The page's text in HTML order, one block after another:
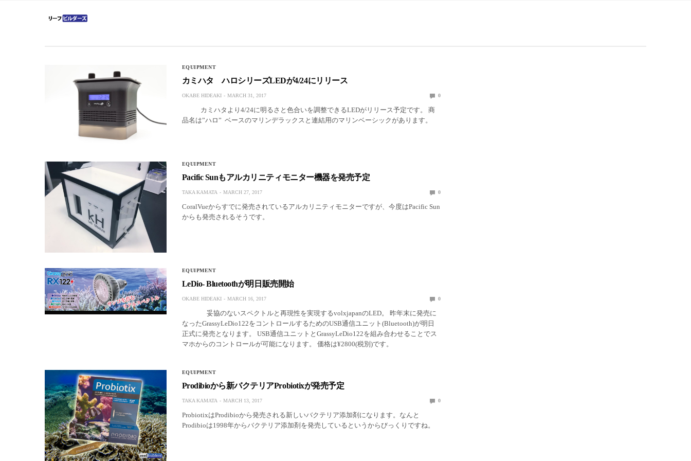
EQUIPMENT
カミハタ ハロシリーズLEDが4/24にリリース
OKABE HIDEAKI MARCH 31, 2017 0
カミハタより4/24に明るさと色合いを調整できるLEDがリリース予定です。 商
品名は”ハロ” ベースのマリンデラックスと連結用のマリンベーシックがあります。
EQUIPMENT
Pacific Sunもアルカリニティモニター機器を発売予定
TAKA KAMATA MARCH 27, 2017 0
CoralVueからすでに発売されているアルカリニティモニターですが、今度はPacific Sun
からも発売されるそうです。
EQUIPMENT
LeDio- Bluetoothが明日販売開始
OKABE HIDEAKI MARCH 16, 2017 0
妥協のないスペクトルと再現性を実現するvolxjapanのLED。 昨年末に発売に
なったGrassyLeDio122をコントロールするためのUSB通信ユニット(Bluetooth)が明日
正式に発売となります。 USB通信ユニットとGrassyLeDio122を組み合わせることでス
マホからのコントロールが可能になります。 価格は¥2800(税別)です。
EQUIPMENT
Prodibioから新バクテリアProbiotixが発売予定
TAKA KAMATA MARCH 13, 2017 0
ProbiotixはProdibioから発売される新しいバクテリア添加剤になります。なんと
Prodibioは1998年からバクテリア添加剤を発売しているというからびっくりですね。